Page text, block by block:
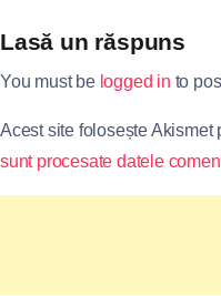
Lasă un răspuns
You must be logged in to
Acest site folosește
sunt procesate datele